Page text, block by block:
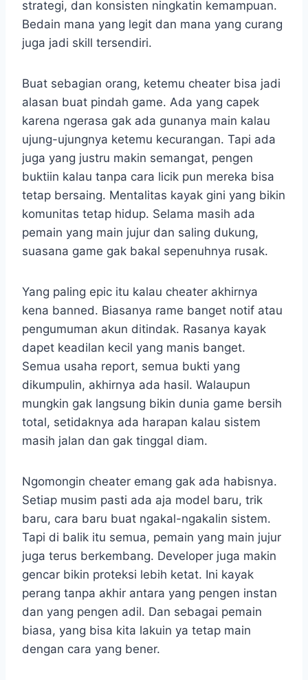
strategi, dan konsisten ningkatin kemampuan.
Bedain mana yang legit dan mana yang curang
juga jadi skill tersendiri.
Buat sebagian orang, ketemu cheater bisa jadi
alasan buat pindah game. Ada yang capek
karena ngerasa gak ada gunanya main kalau
ujung-ujungnya ketemu kecurangan. Tapi ada
juga yang justru makin semangat, pengen
buktiin kalau tanpa cara licik pun mereka bisa
tetap bersaing. Mentalitas kayak gini yang bikin
komunitas tetap hidup. Selama masih ada
pemain yang main jujur dan saling dukung,
suasana game gak bakal sepenuhnya rusak.
Yang paling epic itu kalau cheater akhirnya
kena banned. Biasanya rame banget notif atau
pengumuman akun ditindak. Rasanya kayak
dapet keadilan kecil yang manis banget.
Semua usaha report, semua bukti yang
dikumpulin, akhirnya ada hasil. Walaupun
mungkin gak langsung bikin dunia game bersih
total, setidaknya ada harapan kalau sistem
masih jalan dan gak tinggal diam.
Ngomongin cheater emang gak ada habisnya.
Setiap musim pasti ada aja model baru, trik
baru, cara baru buat ngakal-ngakalin sistem.
Tapi di balik itu semua, pemain yang main jujur
juga terus berkembang. Developer juga makin
gencar bikin proteksi lebih ketat. Ini kayak
perang tanpa akhir antara yang pengen instan
dan yang pengen adil. Dan sebagai pemain
biasa, yang bisa kita lakuin ya tetap main
dengan cara yang bener.